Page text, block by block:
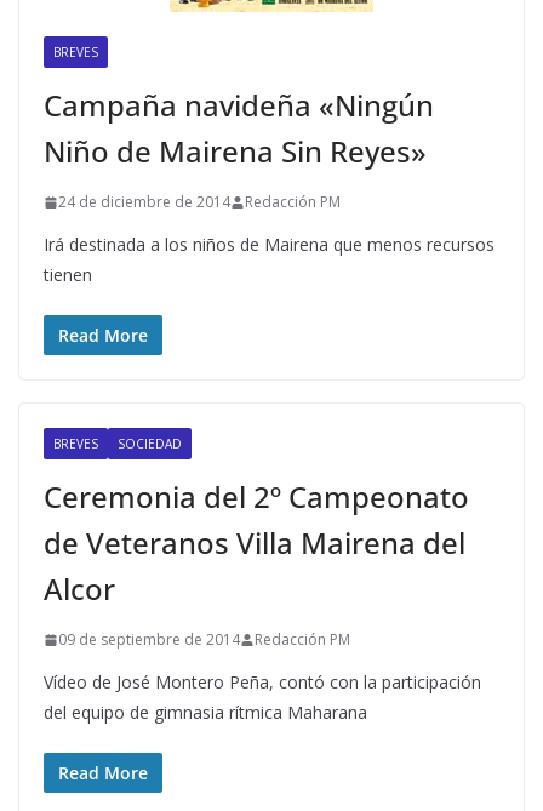
BREVES
Campaña navideña «Ningún
Niño de Mairena Sin Reyes»
24 de diciembre de 2014 Redacción PM
Irá destinada a los niños de Mairena que menos recursos
tienen
Read More
BREVES SOCIEDAD
Ceremonia del 2º Campeonato
de Veteranos Villa Mairena del
Alcor
09 de septiembre de 2014 Redacción PM
Vídeo de José Montero Peña, contó con la participación
del equipo de gimnasia rítmica Maharana
Read More